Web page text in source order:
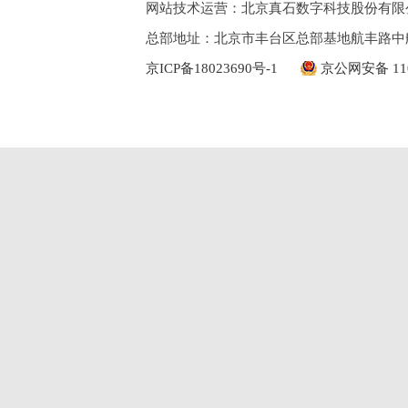
网站技术运营：北京真石数字科技股份有
总部地址：北京市丰台区总部基地航丰路
京ICP备18023690号-1 京公网安备